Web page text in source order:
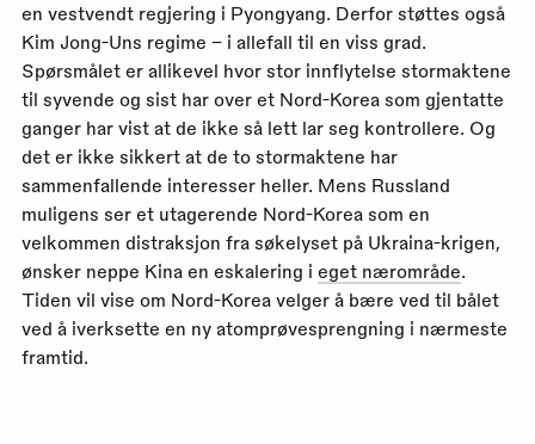
en vestvendt regjering i Pyongyang. Derfor støttes også
Kim Jong-Uns regime – i allefall til en viss grad.
Spørsmålet er allikevel hvor stor innflytelse stormaktene
til syvende og sist har over et Nord-Korea som gjentatte
ganger har vist at de ikke så lett lar seg kontrollere. Og
det er ikke sikkert at de to stormaktene har
sammenfallende interesser heller. Mens Russland
muligens ser et utagerende Nord-Korea som en
velkommen distraksjon fra søkelyset på Ukraina-krigen,
ønsker neppe Kina en eskalering i eget nærområde.
Tiden vil vise om Nord-Korea velger å bære ved til bålet
ved å iverksette en ny atomprøvesprengning i nærmeste
framtid.